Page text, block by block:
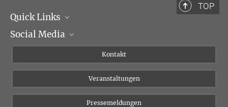
TOP
Quick Links
Institutsleitung
Social Media
YouTube
Kontakt
Veranstaltungen
Pressemeldungen